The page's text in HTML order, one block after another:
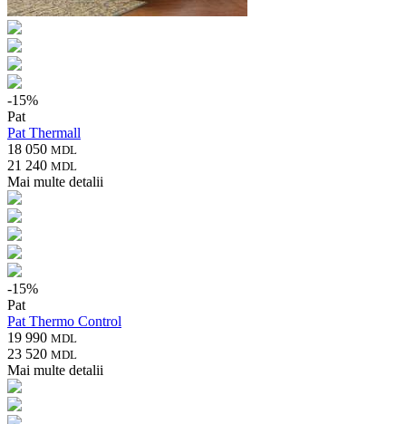
-15%
Pat
Pat Thermall
18 050 MDL
21 240 MDL
Mai multe detalii
-15%
Pat
Pat Thermo Control
19 990 MDL
23 520 MDL
Mai multe detalii